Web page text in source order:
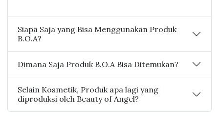
Siapa Saja yang Bisa Menggunakan Produk
B.O.A?
Dimana Saja Produk B.O.A Bisa Ditemukan?
Selain Kosmetik, Produk apa lagi yang
diproduksi oleh Beauty of Angel?